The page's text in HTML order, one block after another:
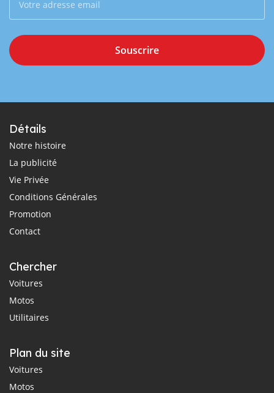
Souscrire
Détails
Notre histoire
La publicité
Vie Privée
Conditions Générales
Promotion
Contact
Chercher
Voitures
Motos
Utilitaires
Plan du site
Voitures
Motos